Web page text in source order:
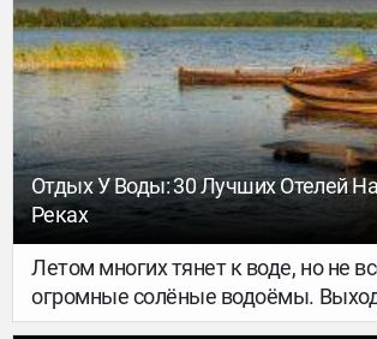
Отдых У Воды: 30 Лучших Отелей
Реках
Летом многих тянет к воде, но не
огромные солёные водоёмы.
России больше двух миллионов